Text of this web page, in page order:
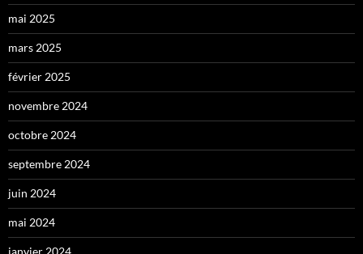
mai 2025
mars 2025
février 2025
novembre 2024
octobre 2024
septembre 2024
juin 2024
mai 2024
janvier 2024